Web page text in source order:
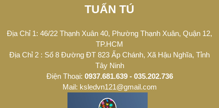
TUẤN TÚ
Địa Chỉ 1: 46/22 Thạnh Xuân 40, Phường Thạnh Xuân, Quận 12,
TP.HCM
Địa Chỉ 2 : Số 8 Đường ĐT 823 Ấp Chánh, Xã Hậu Nghĩa, Tỉnh
Tây Ninh
Điện Thoại: 0937.681.639 - 035.202.736
Mail: ksledvn121@gmail.com